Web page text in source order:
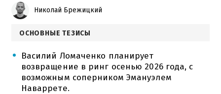
Николай Брежицкий
ОСНОВНЫЕ ТЕЗИСЫ
Василий Ломаченко планирует
возвращение в ринг осенью 2026 года, с
возможным соперником Эмануэлем
Наваррете.